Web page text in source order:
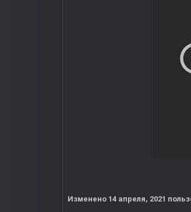
Изменено 14 апреля, 2021